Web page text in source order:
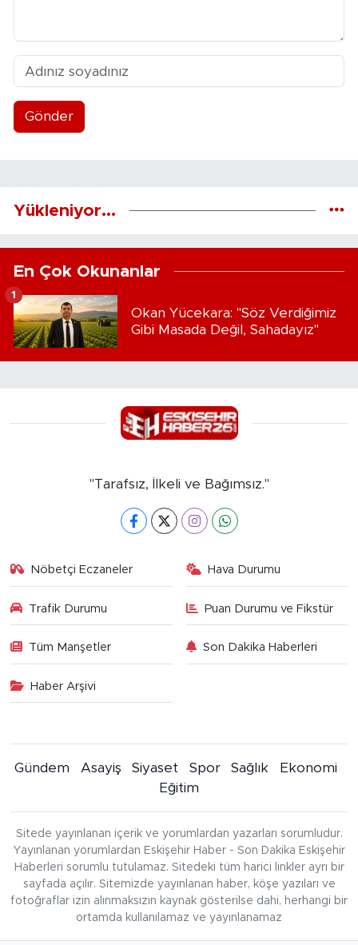
Gönder
Yükleniyor...
En Çok Okunanlar
Okan Yücekara: "Söz Verdiğimiz
Gibi Masada Değil, Sahadayız"
1
"Tarafsız, İlkeli ve Bağımsız."
Nöbetçi Eczaneler Hava Durumu
Trafik Durumu Puan Durumu ve Fikstür
Tüm Manşetler Son Dakika Haberleri
Haber Arşivi
Gündem Asayiş Siyaset Spor Sağlık
Ekonomi
Eğitim
Sitede yayınlanan içerik ve yorumlardan yazarları sorumludur.
Yayınlanan yorumlardan Eskişehir Haber - Son Dakika Eskişehir
Haberleri sorumlu tutulamaz. Sitedeki tüm harici linkler ayrı bir
sayfada açılır. Sitemizde yayınlanan haber, köşe yazıları ve
fotoğraflar izin alınmaksızın kaynak gösterilse dahi, herhangi bir
ortamda kullanılamaz ve yayınlanamaz